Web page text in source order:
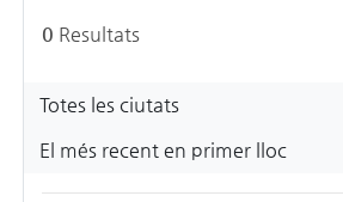
0 Resultats
Totes les ciutats
El més recent en primer lloc